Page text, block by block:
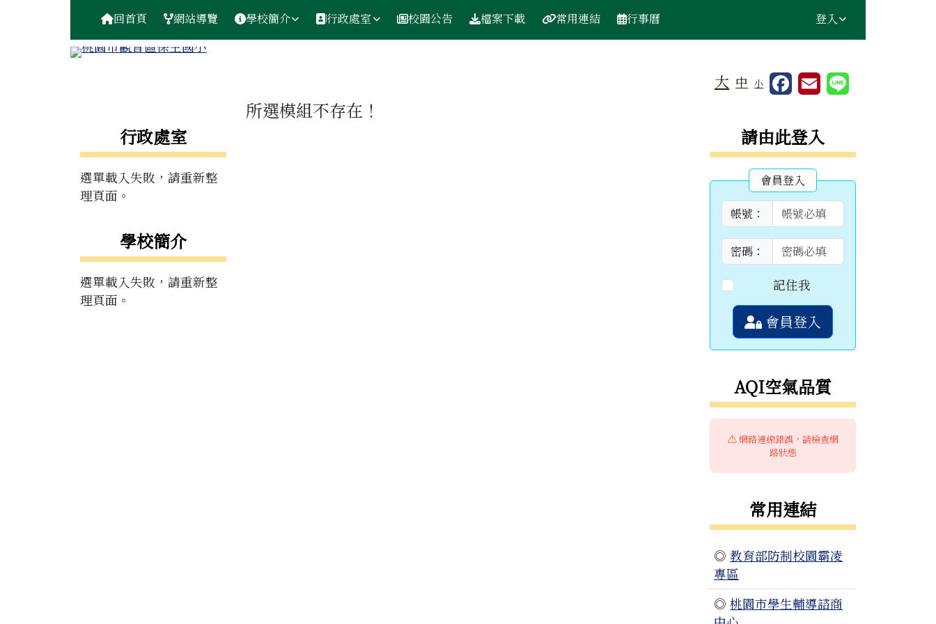
桃園市觀音區保生國小
回首頁 網站導覽 學校簡介 行政處室 校園公告 檔案下載 常用連結 行事曆 登入
大 中 小
左邊區域內容
行政處室
選單載入失敗，請重新整
理頁面。
學校簡介
選單載入失敗，請重新整
理頁面。
主內容區域
所選模組不存在！
右邊區域內容
請由此登入
會員登入
帳號：
密碼：
記住我
會員登入
AQI空氣品質
⚠️ 網路連線錯誤，請檢查網
路狀態
常用連結
◎教育部防制校園霸凌
專區
◎桃園市學生輔導諮商